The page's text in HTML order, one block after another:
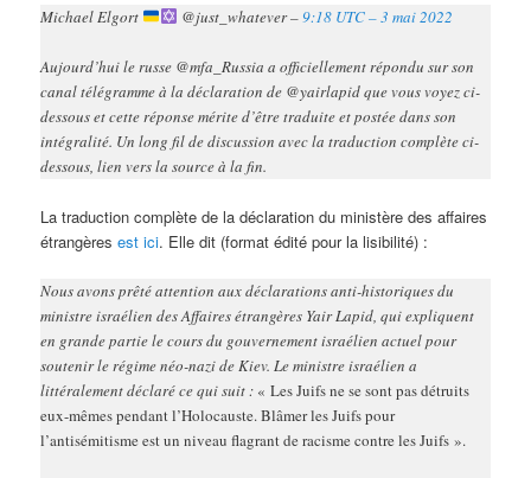
Michael Elgort @just_whatever –9:18 UTC – 3 mai 2022
Aujourd’hui le russe @mfa_Russia a officiellement répondu sur son
canal télégramme à la déclaration de @yairlapid que vous voyez ci-
dessous et cette réponse mérite d’être traduite et postée dans son
intégralité. Un long fil de discussion avec la traduction complète ci-
dessous, lien vers la source à la fin.
La traduction complète de la déclaration du ministère des affaires
étrangèresest ici. Elle dit (format édité pour la lisibilité) :
Nous avons prêté attention aux déclarations anti-historiques du
ministre israélien des Affaires étrangères Yair Lapid, qui expliquent
en grande partie le cours du gouvernement israélien actuel pour
soutenir le régime néo-nazi de Kiev. Le ministre israélien a
littéralement déclaré ce qui suit : « Les Juifs ne se sont pas détruits
eux-mêmes pendant l’Holocauste. Blâmer les Juifs pour
l’antisémitisme est un niveau flagrant de racisme contre les Juifs ».